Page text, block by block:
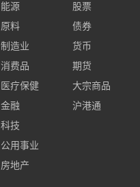
能源
原料
制造业
消费品
医疗保健
金融
科技
公用事业
房地产
股票
债券
货币
期货
大宗商品
沪港通